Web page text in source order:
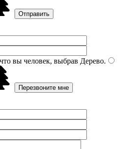
вы человек, выбрав Дерево.